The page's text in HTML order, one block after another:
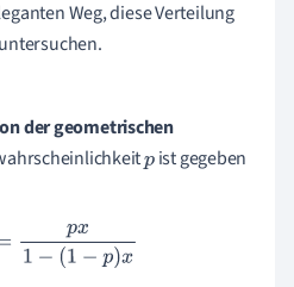
Weg, diese Verteilung
der geometrischen
pist gegeben
)= px1−(1−p)x